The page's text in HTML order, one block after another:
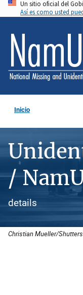
Pasar
al
contenido
principal
Un sitio oficial del
Así es como usted
Inicio
/
details
Christian Mueller/